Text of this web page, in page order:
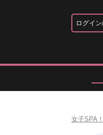
ログイン
女子SPA！